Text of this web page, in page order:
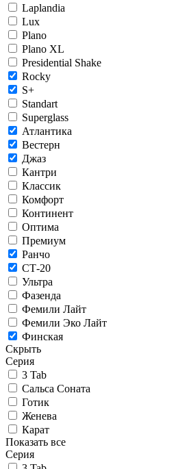
Laplandia
Lux
Plano
Plano XL
Presidential Shake
Rocky
S+
Standart
Superglass
Атлантика
Вестерн
Джаз
Кантри
Классик
Комфорт
Континент
Оптима
Премиум
Ранчо
СТ-20
Ультра
Фазенда
Фемили Лайт
Фемили Эко Лайт
Финская
Скрыть
Серия
3 Tab
Сальса Соната
Готик
Женева
Карат
Показать все
Серия